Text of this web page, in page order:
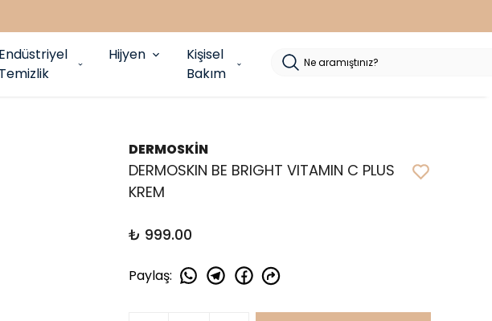
Endüstriyel
Temizlik
Hijyen
Kişisel
Bakım
DERMOSKİN
DERMOSKIN BE BRIGHT VITAMIN C PLUS
KREM
₺ 999.00
Paylaş: